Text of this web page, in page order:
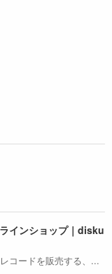
インショップ｜disku
コードを販売する、...